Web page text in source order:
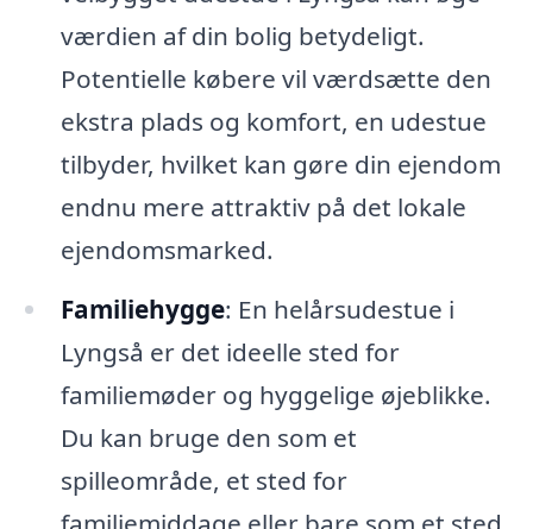
værdien af din bolig betydeligt.
Potentielle købere vil værdsætte den
ekstra plads og komfort, en udestue
tilbyder, hvilket kan gøre din ejendom
endnu mere attraktiv på det lokale
ejendomsmarked.
Familiehygge: En helårsudestue i
Lyngså er det ideelle sted for
familiemøder og hyggelige øjeblikke.
Du kan bruge den som et
spilleområde, et sted for